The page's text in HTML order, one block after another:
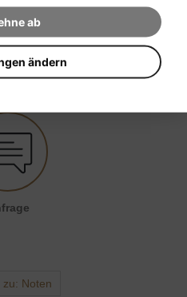
ab
ändern
STELLEN
zu: Noten